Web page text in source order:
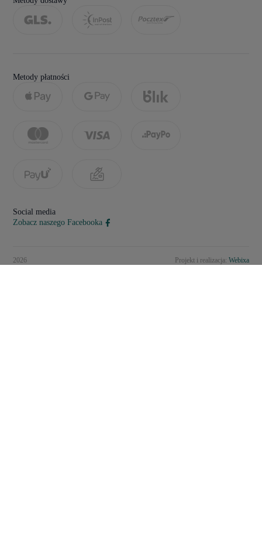
Metody płatności
Social media
Zobacz naszego Facebooka
2026 Projekt i realizacja: Webixa